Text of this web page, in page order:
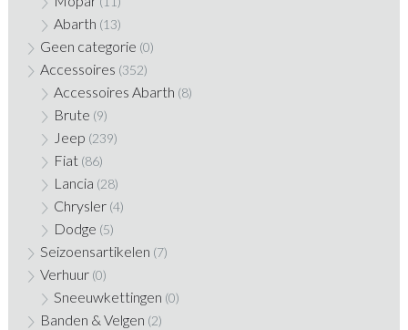
Abarth (13)
Geen categorie (0)
Accessoires (352)
Accessoires Abarth (8)
Brute (9)
Jeep (239)
Fiat (86)
Lancia (28)
Chrysler (4)
Dodge (5)
Seizoensartikelen (7)
Verhuur (0)
Sneeuwkettingen (0)
Banden & Velgen (2)